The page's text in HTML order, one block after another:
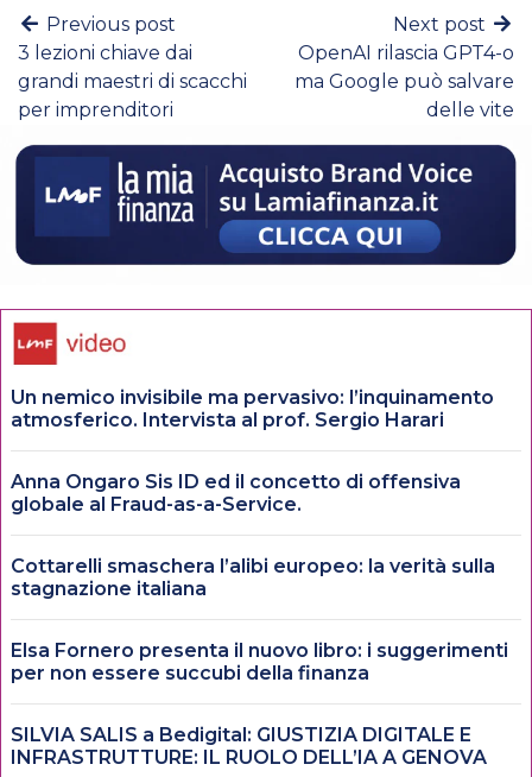
Previous post
3 lezioni chiave dai
grandi maestri di scacchi
per imprenditori
Next post
OpenAI rilascia GPT4-o
ma Google può salvare
delle vite
Un nemico invisibile ma pervasivo: l’inquinamento
atmosferico. Intervista al prof. Sergio Harari
Anna Ongaro Sis ID ed il concetto di offensiva
globale al Fraud-as-a-Service.
Cottarelli smaschera l’alibi europeo: la verità sulla
stagnazione italiana
Elsa Fornero presenta il nuovo libro: i suggerimenti
per non essere succubi della finanza
SILVIA SALIS a Bedigital: GIUSTIZIA DIGITALE E
INFRASTRUTTURE: IL RUOLO DELL’IA A GENOVA